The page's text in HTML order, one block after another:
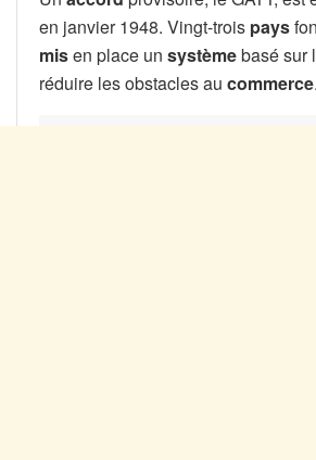
en janvier 1948. Vingt-trois pays
misen place un systèmebasé sur
réduire les obstacles au commerce.